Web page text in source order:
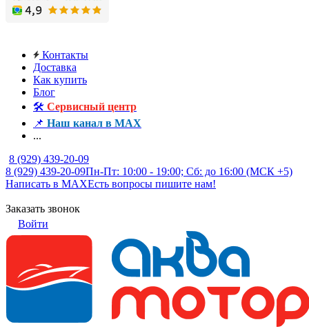
Контакты
Доставка
Как купить
Блог
🛠️ Сервисный центр
📌 Наш канал в MAX
...
8 (929) 439-20-09
8 (929) 439-20-09Пн-Пт: 10:00 - 19:00; Сб: до 16:00 (МСК +5)
Написать в MAXЕсть вопросы пишите нам!
Заказать звонок
Войти